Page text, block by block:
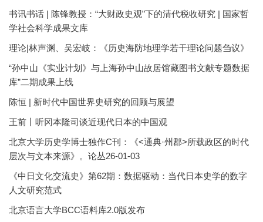
书讯书话 | 陈锋教授：“大财政史观”下的清代税收研究 | 国家哲
学社会科学成果文库
理论|林声渊、吴宏岐：《历史海防地理学若干理论问题刍议》
“孙中山《实业计划》与上海孙中山故居馆藏图书文献专题数据
库”二期成果上线
陈恒 | 新时代中国世界史研究的回顾与展望
王前丨听冈本隆司谈近现代日本的中国观
北京大学历史学博士独作C刊：《<通典·州郡>所载政区的时代
层次与文本来源》。论丛26-01-03
《中日文化交流史》第62期：数据驱动：当代日本史学的数字
人文研究范式
北京语言大学BCC语料库2.0版发布